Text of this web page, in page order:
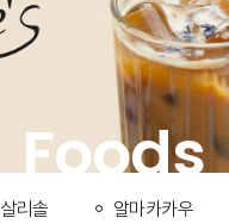
Foods
살리솔 알마카카우